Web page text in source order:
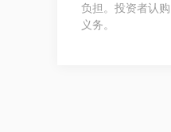
负担。投资者认
义务。